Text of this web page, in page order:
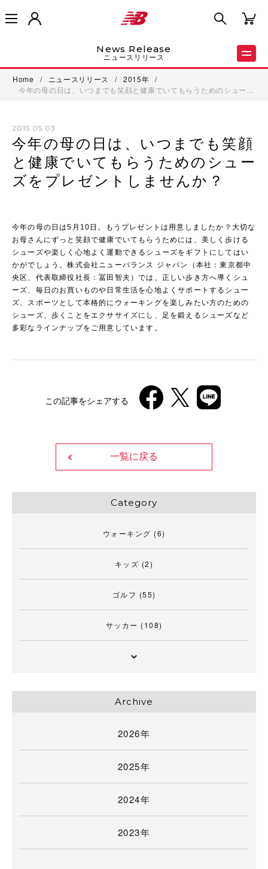
News Release
ニュースリリース
Home / ニュースリリース / 2015年
/
今年の母の日は、いつまでも笑顔と健康でいてもらうためのシュー…
2015.05.03
今年の母の日は、いつまでも笑顔
と健康でいてもらうためのシュー
ズをプレゼントしませんか？
今年の母の日は5月10日。もうプレゼントは用意しましたか？大切な
お母さんにずっと笑顔で健康でいてもらうためには、美しく歩ける
シューズや楽しく心地よく運動できるシューズをギフトにしてはい
かがでしょう。株式会社ニューバランス ジャパン（本社：東京都中
央区、代表取締役社長：冨田智夫）では、正しい歩き方へ導くシュ
ーズ、毎日のお買いものや日常生活を心地よくサポートするシュー
ズ、スポーツとして本格的にウォーキングを楽しみたい方のための
シューズ、歩くことをエクササイズにし、足を鍛えるシューズなど
多彩なラインナップをご用意しています。
この記事をシェアする
一覧に戻る
Category
ウォーキング (6)
キッズ (2)
ゴルフ (55)
サッカー (108)
Archive
2026年
2025年
2024年
2023年